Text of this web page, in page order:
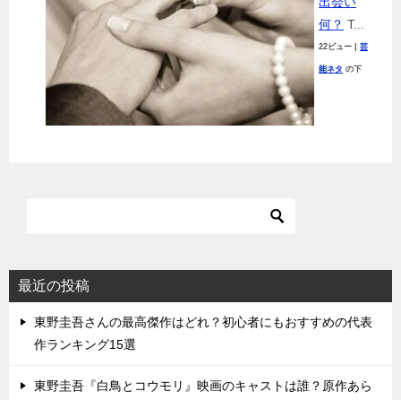
何？ T...
22ビュー 芸
能ネタ の下
最近の投稿
東野圭吾さんの最高傑作はどれ？初心者にもおすすめの代表
作ランキング15選
東野圭吾『白鳥とコウモリ』映画のキャストは誰？原作あら